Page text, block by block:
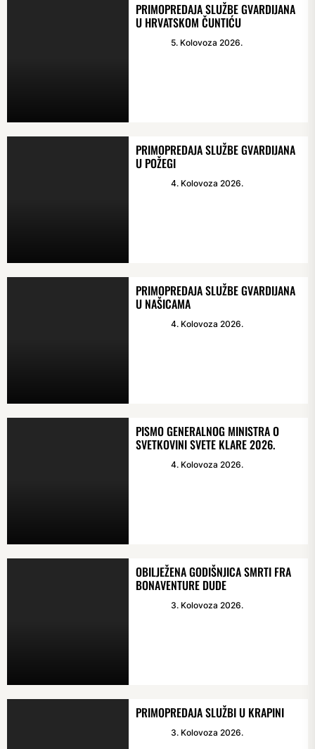
PRIMOPREDAJA SLUŽBE GVARDIJANA
U HRVATSKOM ČUNTIĆU
5. Kolovoza 2026.
PRIMOPREDAJA SLUŽBE GVARDIJANA
U POŽEGI
4. Kolovoza 2026.
PRIMOPREDAJA SLUŽBE GVARDIJANA
U NAŠICAMA
4. Kolovoza 2026.
PISMO GENERALNOG MINISTRA O
SVETKOVINI SVETE KLARE 2026.
4. Kolovoza 2026.
OBILJEŽENA GODIŠNJICA SMRTI FRA
BONAVENTURE DUDE
3. Kolovoza 2026.
PRIMOPREDAJA SLUŽBI U KRAPINI
3. Kolovoza 2026.